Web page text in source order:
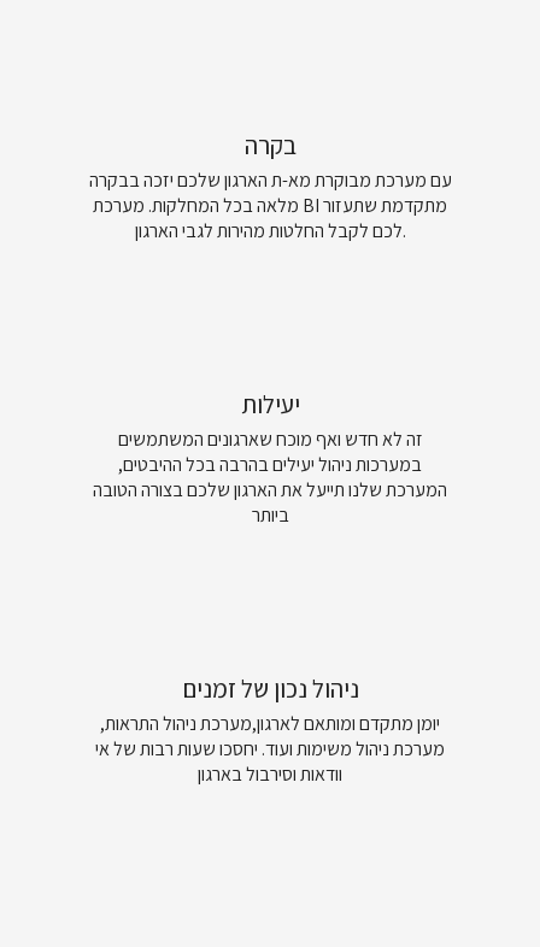
בקרה
עם מערכת מבוקרת מא-ת הארגון שלכם יזכה בבקרה
מלאה בכל המחלקות. מערכת BI מתקדמת שתעזור
לכם לקבל החלטות מהירות לגבי הארגון.
יעילות
זה לא חדש ואף מוכח שארגונים המשתמשים
במערכות ניהול יעילים בהרבה בכל ההיבטים,
המערכת שלנו תייעל את הארגון שלכם בצורה הטובה
ביותר
ניהול נכון של זמנים
יומן מתקדם ומותאם לארגון,מערכת ניהול התראות,
מערכת ניהול משימות ועוד. יחסכו שעות רבות של אי
וודאות וסירבול בארגון